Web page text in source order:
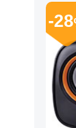
-28